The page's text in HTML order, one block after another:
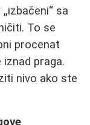
sa
To se
procenat
praga.
nivo ako ste